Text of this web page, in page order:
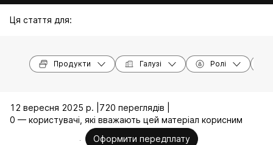
Ця стаття для:
Продукти Галузі Ролі
12 вересня 2025 р. | 720 переглядів |
0 — користувачі, які вважають цей матеріал корисним
Оформити передплату